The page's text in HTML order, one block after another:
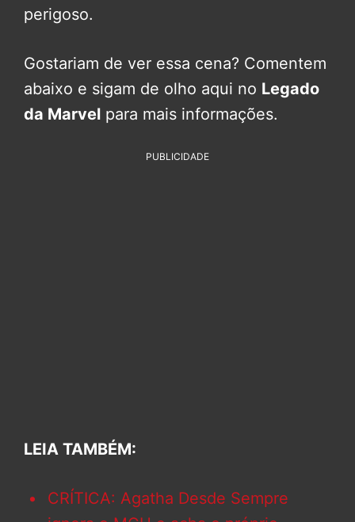
perigoso.
Gostariam de ver essa cena? Comentem
abaixo e sigam de olho aqui no Legado
da Marvel para mais informações.
PUBLICIDADE
LEIA TAMBÉM:
CRÍTICA: Agatha Desde Sempre